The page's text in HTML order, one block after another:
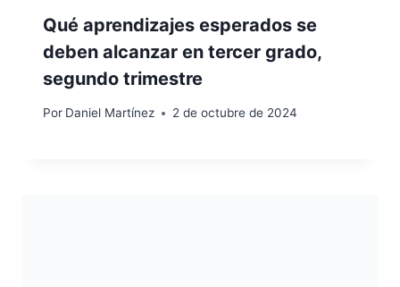
Qué aprendizajes esperados se
deben alcanzar en tercer grado,
segundo trimestre
Por Daniel Martínez 2 de octubre de 2024